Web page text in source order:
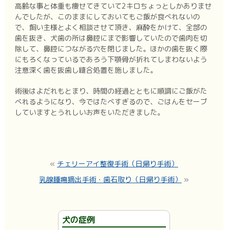
高齢な事と体重も痩せてきていて2キロちょっとしかありませ
んでしたが、このままにしておいてもご飯が食べれないの
で、飼い主様とよく相談させて頂き、麻酔をかけて、全部の
歯を抜き、犬歯の所は鼻腔にまで影響していたので歯肉を切
除して、鼻腔につながる穴を閉じました。ほかの歯を抜く際
にもろくなっているであろう下顎骨が折れてしまわないよう
注意深く歯を抜歯し縫合処置を施しました。
術後はよだれもとまり、時間の経過とともに順調にご飯がた
べれるようになり、今ではたべすぎるので、ごはんをセーブ
していますとうれしいお声をいただきました。
« チェリーアイ整復手術（日帰り手術）
乳腺腫瘍摘出手術・歯石取り（日帰り手術）
»
犬の症例